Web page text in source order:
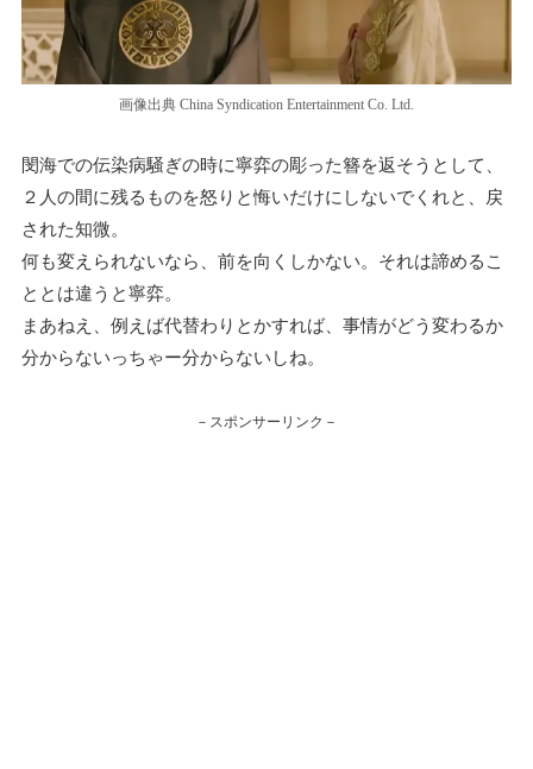
画像出典 China Syndication Entertainment Co. Ltd.
閔海での伝染病騒ぎの時に寧弈の彫った簪を返そうとして、
２人の間に残るものを怒りと悔いだけにしないでくれと、戻
された知微。
何も変えられないなら、前を向くしかない。それは諦めるこ
ととは違うと寧弈。
まあねえ、例えば代替わりとかすれば、事情がどう変わるか
分からないっちゃー分からないしね。
－スポンサーリンク－